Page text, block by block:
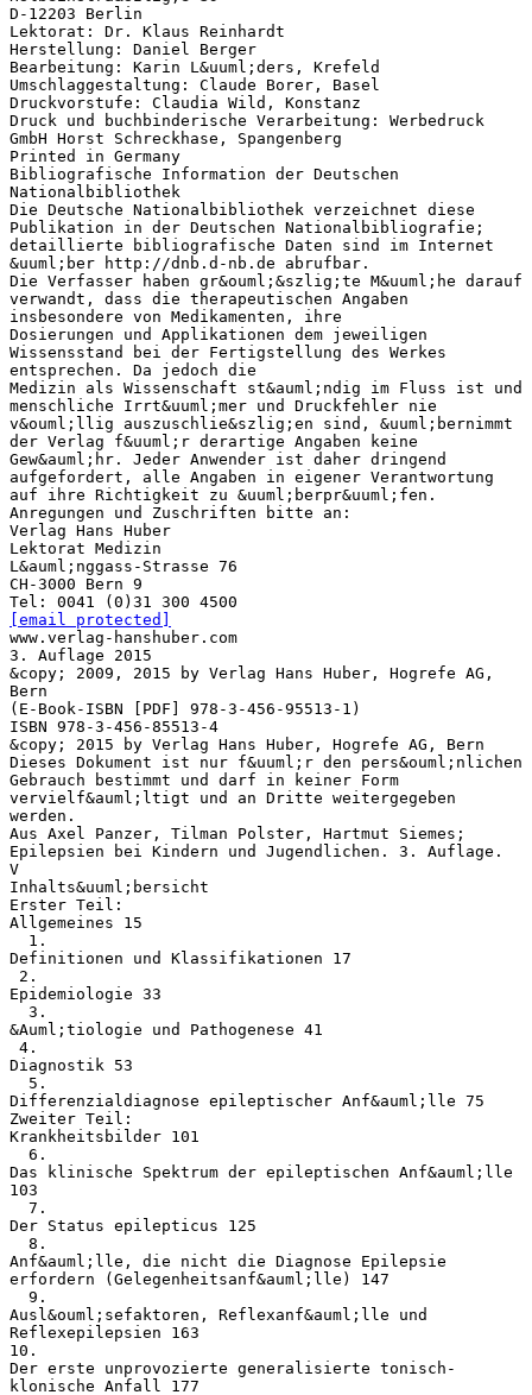
D-12203 Berlin
Lektorat: Dr. Klaus Reinhardt
Herstellung: Daniel Berger
Bearbeitung: Karin L&uuml;ders, Krefeld
Umschlaggestaltung: Claude Borer, Basel
Druckvorstufe: Claudia Wild, Konstanz
Druck und buchbinderische Verarbeitung: Werbedruck
GmbH Horst Schreckhase, Spangenberg
Printed in Germany
Bibliografische Information der Deutschen
Nationalbibliothek
Die Deutsche Nationalbibliothek verzeichnet diese
Publikation in der Deutschen Nationalbibliografie;
detaillierte bibliografische Daten sind im Internet
&uuml;ber http://dnb.d-nb.de abrufbar.
Die Verfasser haben gr&ouml;&szlig;te M&uuml;he darauf
verwandt, dass die therapeutischen Angaben
insbesondere von Medikamenten, ihre
Dosierungen und Applikationen dem jeweiligen
Wissensstand bei der Fertigstellung des Werkes
entsprechen. Da jedoch die
Medizin als Wissenschaft st&auml;ndig im Fluss ist und
menschliche Irrt&uuml;mer und Druckfehler nie
v&ouml;llig auszuschlie&szlig;en sind, &uuml;bernimmt
der Verlag f&uuml;r derartige Angaben keine
Gew&auml;hr. Jeder Anwender ist daher dringend
aufgefordert, alle Angaben in eigener Verantwortung
auf ihre Richtigkeit zu &uuml;berpr&uuml;fen.
Anregungen und Zuschriften bitte an:
Verlag Hans Huber
Lektorat Medizin
L&auml;nggass-Strasse 76
CH-3000 Bern 9
[email protected]